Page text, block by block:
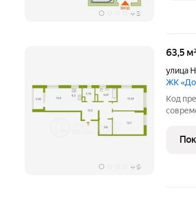
+ 3
+ 9
63,5
улица
ЖК
Код
современном